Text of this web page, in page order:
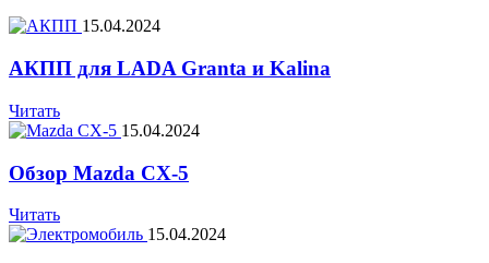
15.04.2024
АКПП для LADA Granta и Kalina
Читать
15.04.2024
Обзор Mazda СХ-5
Читать
15.04.2024